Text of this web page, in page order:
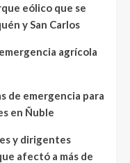
eólico que se
y San Carlos
agrícola
de emergencia para
en Ñuble
y dirigentes
afectó a más de